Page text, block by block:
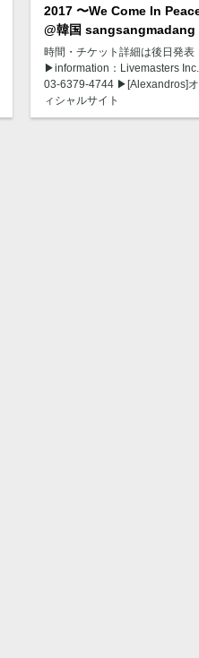
2017 〜We Come In
@韓国 sangsangmadang
時間・チケット詳細は後日発表
▶︎information：Livemasters Inc.
03-6379-4744 ▶︎[Alexandros]
ィシャルサイト